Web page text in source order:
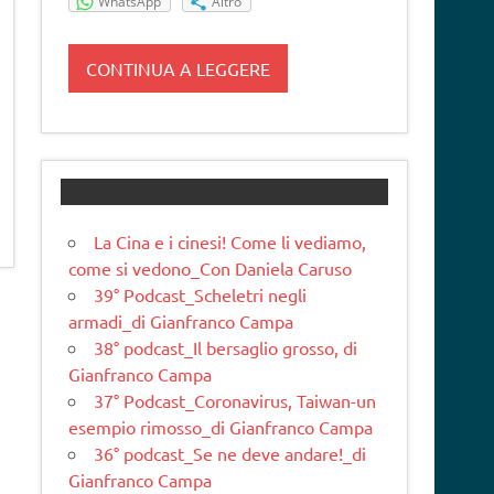
CONTINUA A LEGGERE
La Cina e i cinesi! Come li vediamo,
come si vedono_Con Daniela Caruso
39° Podcast_Scheletri negli
armadi_di Gianfranco Campa
38° podcast_Il bersaglio grosso, di
Gianfranco Campa
37° Podcast_Coronavirus, Taiwan-un
esempio rimosso_di Gianfranco Campa
36° podcast_Se ne deve andare!_di
Gianfranco Campa